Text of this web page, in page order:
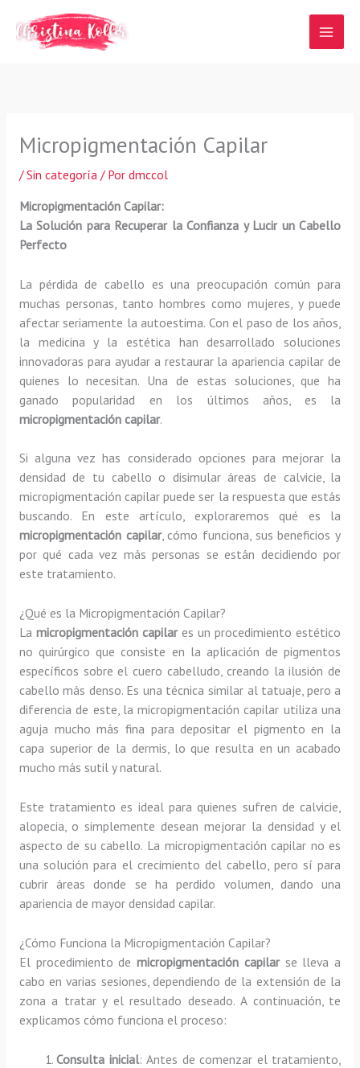
contenido
Micropigmentación Capilar
/Sin categoría/ Por dmccol
Micropigmentación Capilar:
La Solución para Recuperar la Confianza y Lucir un Cabello
Perfecto
La pérdida de cabello es una preocupación común para
muchas personas, tanto hombres como mujeres, y puede
afectar seriamente la autoestima. Con el paso de los años,
la medicina y la estética han desarrollado soluciones
innovadoras para ayudar a restaurar la apariencia capilar de
quienes lo necesitan. Una de estas soluciones, que ha
ganado popularidad en los últimos años, es la
micropigmentación capilar.
Si alguna vez has considerado opciones para mejorar la
densidad de tu cabello o disimular áreas de calvicie, la
micropigmentación capilar puede ser la respuesta que estás
buscando. En este artículo, exploraremos qué es la
micropigmentación capilar, cómo funciona, sus beneficios y
por qué cada vez más personas se están decidiendo por
este tratamiento.
¿Qué es la Micropigmentación Capilar?
La micropigmentación capilares un procedimiento estético
no quirúrgico que consiste en la aplicación de pigmentos
específicos sobre el cuero cabelludo, creando la ilusión de
cabello más denso. Es una técnica similar al tatuaje, pero a
diferencia de este, la micropigmentación capilar utiliza una
aguja mucho más fina para depositar el pigmento en la
capa superior de la dermis, lo que resulta en un acabado
mucho más sutil y natural.
Este tratamiento es ideal para quienes sufren de calvicie,
alopecia, o simplemente desean mejorar la densidad y el
aspecto de su cabello. La micropigmentación capilar no es
una solución para el crecimiento del cabello, pero sí para
cubrir áreas donde se ha perdido volumen, dando una
apariencia de mayor densidad capilar.
¿Cómo Funciona la Micropigmentación Capilar?
El procedimiento demicropigmentación capilarse lleva a
cabo en varias sesiones, dependiendo de la extensión de la
zona a tratar y el resultado deseado. A continuación, te
explicamos cómo funciona el proceso:
Consulta inicial: Antes de comenzar el tratamiento,